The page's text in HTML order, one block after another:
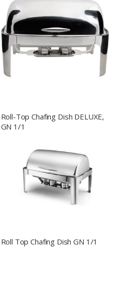
Roll-Top Chafing Dish DELUXE,
GN 1/1
Roll Top Chafing Dish GN 1/1